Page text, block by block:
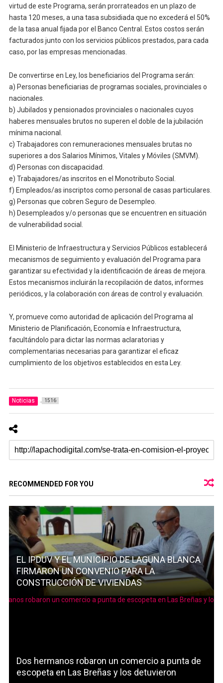
virtud de este Programa, serán prorrateados en un plazo de
hasta 120 meses, a una tasa subsidiada que no excederá el 50%
de la tasa anual fijada por el Banco Central. Estos costos serán
facturados junto con los servicios públicos prestados, para cada
caso, por las empresas mencionadas.
De convertirse en Ley, los beneficiarios del Programa serán:
a) Personas beneficiarias de programas sociales, provinciales o
nacionales.
b) Jubilados y pensionados provinciales o nacionales cuyos
haberes mensuales brutos no superen el doble de la jubilación
mínima nacional.
c) Trabajadores con remuneraciones mensuales brutas no
superiores a dos Salarios Mínimos, Vitales y Móviles (SMVM).
d) Personas con discapacidad.
e) Trabajadores/as inscritos en el Monotributo Social.
f) Empleados/as inscriptos como personal de casas particulares.
g) Personas que cobren Seguro de Desempleo.
h) Desempleados y/o personas que se encuentren en situación
de vulnerabilidad social.
El Ministerio de Infraestructura y Servicios Públicos establecerá
mecanismos de seguimiento y evaluación del Programa para
garantizar su efectividad y la identificación de áreas de mejora.
Estos mecanismos incluirán la recopilación de datos, informes
periódicos, y la colaboración con áreas de control y evaluación.
Y, promueve como autoridad de aplicación del Programa al
Ministerio de Planificación, Economía e Infraestructura,
facultándolo para dictar las normas aclaratorias y
complementarias necesarias para garantizar el eficaz
cumplimiento de los objetivos establecidos en esta Ley.
Noticias 1516
RECOMMENDED FOR YOU
EL IPDUV Y EL MUNICIPIO DE LAGUNA BLANCA
FIRMARON UN CONVENIO PARA LA
CONSTRUCCIÓN DE VIVIENDAS
Dos hermanos robaron un comercio a punta de
escopeta en Las Breñas y los detuvieron